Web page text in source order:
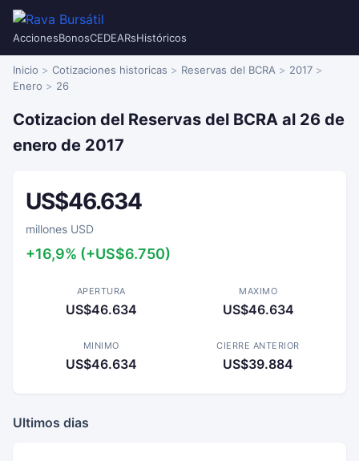
AccionesBonosCEDEARsHistóricos
Inicio Cotizaciones historicas Reservas del BCRA
2017
Enero
26
Cotizacion del Reservas del BCRA al 26 de
enero de 2017
US$46.634
millones USD
+16,9% (+US$6.750)
APERTURA
US$46.634
MAXIMO
US$46.634
MINIMO
US$46.634
CIERRE ANTERIOR
US$39.884
Ultimos dias